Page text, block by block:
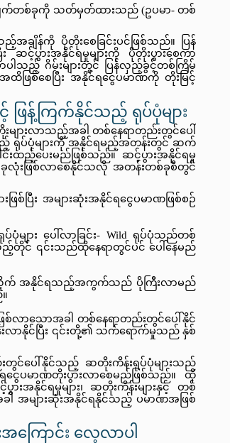
က်တစ်ခုကို သတ်မှတ်ထားသည် (ဥပမာ- တစ်
ချိန်ကို ပိုတိုးစေခြင်းပင်ဖြစ်သည်။ ပြန်
ပွားအနိုင်ရမှုများကို ပိုတိုးပွားစေကာ
ပါသည့် ဂိမ်းများတွင် ပြန်လှည့်ခွင့်တစ်ကြိမ်
ြစ်စေပြီး အနိုင်ရငွေပမာဏကို တိုးမြင့်
ဖြန့်ကြက်နိုင်သည့် ရုပ်ပုံများ
ားလာသည့်အခါ တစ်နေရာတည်းတွင်ပေါ်
းသည့် ရုပ်ပုံများကို အနိုင်ရမည့်အတန်းတွင် ဆက်
းထည့်ပေးမည်ဖြစ်သည်။ ဆင့်ပွားအနိုင်ရမှု
းဖြစ်လာစေနိုင်သလို အတန်းတစ်ခုစီတွင်
ပြီး အများဆုံးအနိုင်ရငွေပမာဏဖြစ်စဉ်
များ ပေါ်လာခြင်း- Wild ရုပ်ပုံသည်တစ်
ည့်တိုင် ၎င်းသည်ထိုနေရာတွင်ပင် ပေါ်နေမည်
အလိုက် အနိုင်ရသည့်အကွက်သည် ပိုကြီးလာမည်
စ်လာသောအခါ တစ်နေရာတည်းတွင်ပေါ်နိုင်
လာနိုင်ပြီး ၎င်းတို့၏ သက်ရောက်မှုသည် နှစ်
းတွင်ပေါ်နိုင်သည့် ဆတိုးကိန်းရုပ်ပုံများသည်
ေပမာဏတိုးပွားလာစေမည်ဖြစ်သည်။ ထို
နိုင်ရမှုများ၊ ဆတိုးကိန်းများနှင့် တစ်
အများဆုံးအနိုင်ရနိုင်သည့် ပမာဏအဖြစ်
ကြောင်း လေ့လာပါ